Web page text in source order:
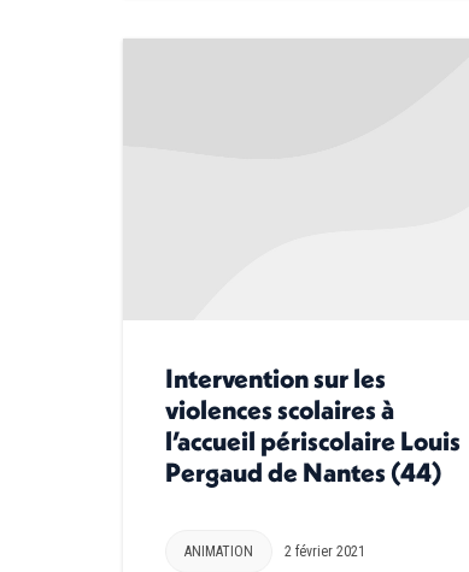
Intervention sur les
violences scolaires à
l’accueil périscolaire Louis
Pergaud de Nantes (44)
ANIMATION 2 février 2021